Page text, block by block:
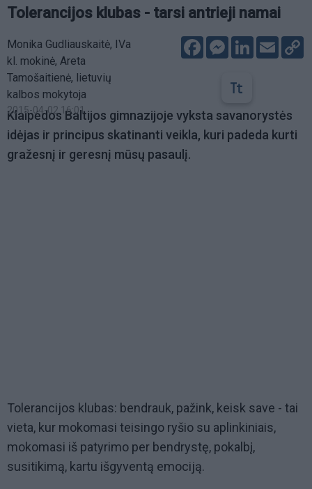
Tolerancijos klubas - tarsi antrieji namai
Monika Gudliauskaitė, IVa
kl. mokinė, Areta
Tamošaitienė, lietuvių
kalbos mokytoja
2015-04-02 16:01
FacebookMessenger
LinkedIn
Email
Klaipėdos Baltijos gimnazijoje vyksta savanorystės
idėjas ir principus skatinanti veikla, kuri padeda kurti
gražesnį ir geresnį mūsų pasaulį.
Tolerancijos klubas: bendrauk, pažink, keisk save - tai
vieta, kur mokomasi teisingo ryšio su aplinkiniais,
mokomasi iš patyrimo per bendrystę, pokalbį,
susitikimą, kartu išgyventą emociją.